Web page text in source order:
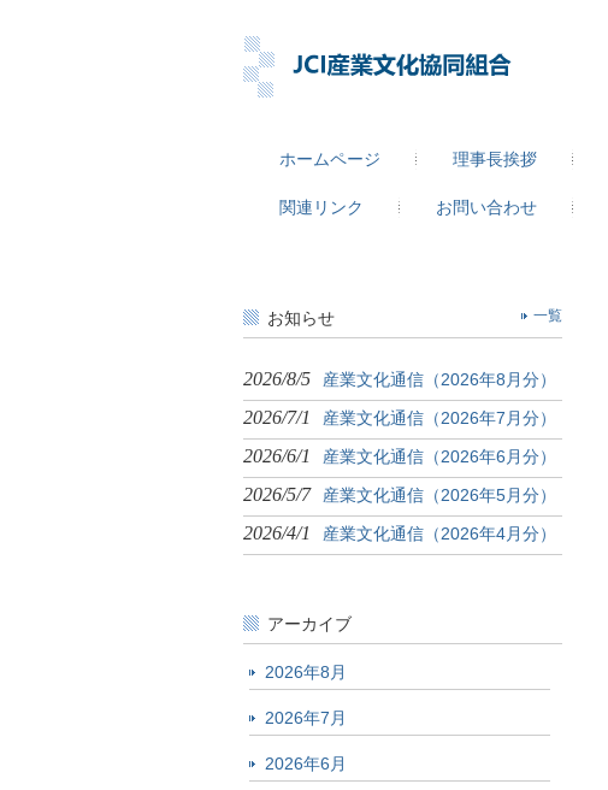
ホームページ 理事長挨拶
関連リンク お問い合わせ
お知らせ 一覧
2026/8/5 産業文化通信（2026年8月分）
2026/7/1 産業文化通信（2026年7月分）
2026/6/1 産業文化通信（2026年6月分）
2026/5/7 産業文化通信（2026年5月分）
2026/4/1 産業文化通信（2026年4月分）
アーカイブ
2026年8月
2026年7月
2026年6月